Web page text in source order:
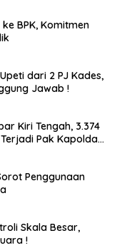
BPK, Komitmen
dari 2 PJ Kades,
Jawab !
Kiri Tengah, 3.374
Pak Kapolda
Penggunaan
Skala Besar,
!